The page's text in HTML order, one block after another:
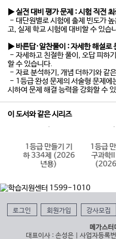
▶ 실전 대비 평가 문제 :시험 직전 최
- 대단원별로 시험에 출제 빈도가
고, 실제 학교 시험에 대비할 수 있습
▶ 바른답·알찬풀이 :자세한 해설로
- 자세하고 친절한 풀이, 오답 피하
할 수 있습니다.
- 자료 분석하기, 개념 더하기와 같
- 1등급 완성 문제의 서술형 문제에
시하여 문제 해결 능력을 강화할 수
이 도서와 같은 시리즈
1등급 만들기 기
하 334제 (2026
년용)
1등급
구과학
로그인 회원가입 강사모집
메가스터
대표이사 : 손성은 | 사업자등